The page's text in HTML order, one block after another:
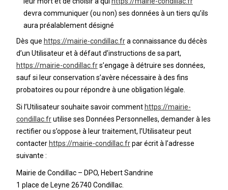
devra communiquer (ou non) ses données à un tiers qu’ils
aura préalablement désigné
Dès que https://mairie-condillac.fra connaissance du décès
d’un Utilisateur et à défaut d’instructions de sa part,
https://mairie-condillac.frs’engage à détruire ses données,
sauf si leur conservation s’avère nécessaire à des fins
probatoires ou pour répondre à une obligation légale.
Si l’Utilisateur souhaite savoir comment https://mairie-
condillac.frutilise ses Données Personnelles, demander à les
rectifier ou s’oppose à leur traitement, l’Utilisateur peut
contacter https://mairie-condillac.frpar écrit à l’adresse
suivante :
Mairie de Condillac – DPO, Hebert Sandrine
1 place de Leyne 26740 Condillac.